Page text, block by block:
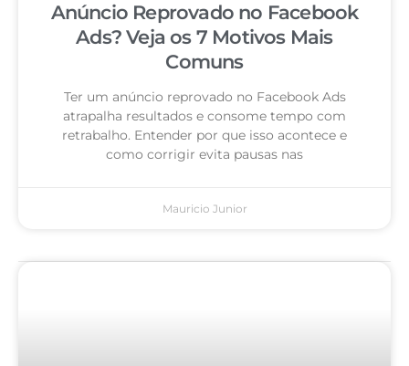
Anúncio Reprovado no Facebook
Ads? Veja os 7 Motivos Mais
Comuns
Ter um anúncio reprovado no Facebook Ads
atrapalha resultados e consome tempo com
retrabalho. Entender por que isso acontece e
como corrigir evita pausas nas
Mauricio Junior